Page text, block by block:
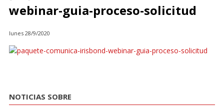
webinar-guia-proceso-solicitud
lunes 28/9/2020
NOTICIAS SOBRE